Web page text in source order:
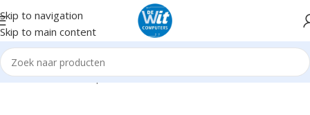
Skip to navigation
Skip to main content
Home Product Compatible Printers Dell V305 All-in-One